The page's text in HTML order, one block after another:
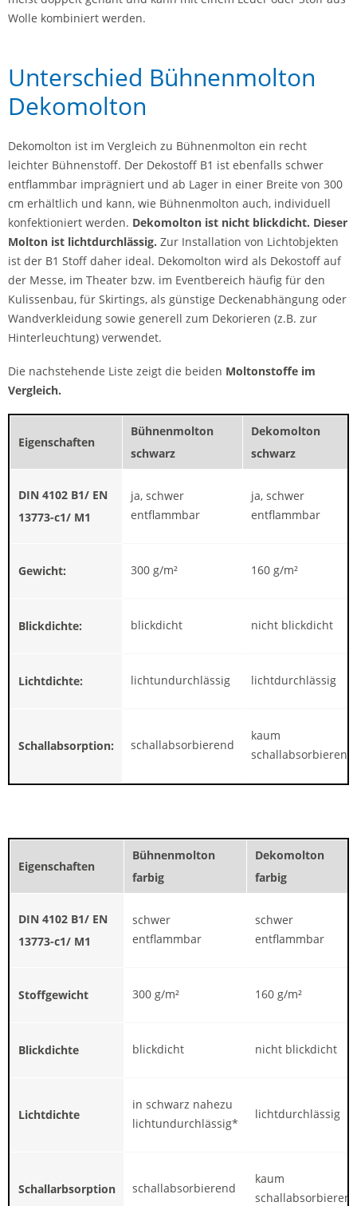
Wolle kombiniert werden.
Unterschied Bühnenmolton
Dekomolton
Dekomolton ist im Vergleich zu Bühnenmolton ein recht
leichter Bühnenstoff. Der Dekostoff B1 ist ebenfalls schwer
entflammbar imprägniert und ab Lager in einer Breite von 300
cm erhältlich und kann, wie Bühnenmolton auch, individuell
konfektioniert werden. Dekomolton ist nicht blickdicht. Dieser
Molton ist lichtdurchlässig. Zur Installation von Lichtobjekten
ist der B1 Stoff daher ideal. Dekomolton wird als Dekostoff auf
der Messe, im Theater bzw. im Eventbereich häufig für den
Kulissenbau, für Skirtings, als günstige Deckenabhängung oder
Wandverkleidung sowie generell zum Dekorieren (z.B. zur
Hinterleuchtung) verwendet.
Die nachstehende Liste zeigt die beiden Moltonstoffe im
Vergleich.
Eigenschaften
Bühnenmolton
schwarz
Dekomolton
schwarz
DIN 4102 B1/ EN
13773-c1/ M1
ja, schwer
entflammbar
ja, schwer
entflammbar
Gewicht: 300 g/m² 160 g/m²
Blickdichte: blickdicht nicht blickdicht
Lichtdichte: lichtundurchlässig lichtdurchlässig
Schallabsorption: schallabsorbierend
kaum
schallabsorbierend
Eigenschaften
Bühnenmolton
farbig
Dekomolton
farbig
DIN 4102 B1/ EN
13773-c1/ M1
schwer
entflammbar
schwer
entflammbar
Stoffgewicht 300 g/m² 160 g/m²
Blickdichte blickdicht nicht blickdicht
Lichtdichte
in schwarz nahezu
lichtundurchlässig*
lichtdurchlässig
Schallarbsorption schallabsorbierend
kaum